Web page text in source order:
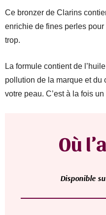
Ce bronzer de Clarins
enrichie de fines perles
trop.
La formule contient de
pollution de la marque et du
votre peau. C’est à la fois
Où
Disponible